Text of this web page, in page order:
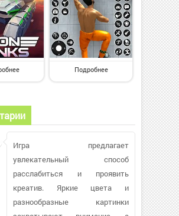
Подробнее
Игра предлагает
увлекательный способ
расслабиться и проявить
креатив. Яркие цвета и
разнообразные картинки